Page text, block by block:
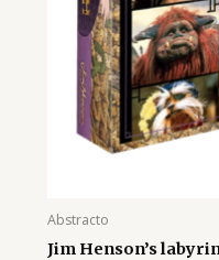
Abstracto
Jim Henson’s